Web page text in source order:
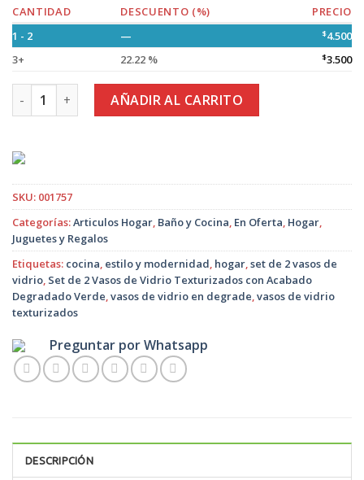
CANTIDAD DESCUENTO (%)
PRECIO
1 - 2
— $4.500
3+
22.22 % $3.500
Set de 2 Vasos de Vidrio Texturizados con Acabado
AÑADIR AL CARRITO
SKU: 001757
Categorías:Articulos Hogar, Baño y Cocina, En Oferta, Hogar,
Juguetes y Regalos
Etiquetas: cocina, estilo y modernidad, hogar,set de 2 vasos de
vidrio, Set de 2 Vasos de Vidrio Texturizados con Acabado
Degradado Verde,vasos de vidrio en degrade,vasos de vidrio
texturizados
Preguntar por Whatsapp
DESCRIPCIÓN